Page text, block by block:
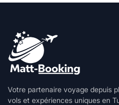
Votre partenaire voyage depuis
vols et expériences uniques en